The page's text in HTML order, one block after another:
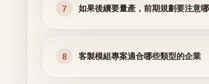
7 如果後續要量產，前期規劃要注意
8 客製模組專案適合哪些類型的企業